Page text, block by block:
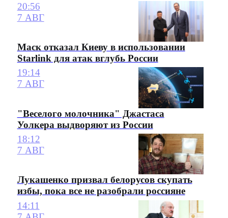
20:56
7 АВГ
Маск отказал Киеву в использовании
Starlink для атак вглубь России
19:14
7 АВГ
"Веселого молочника" Джастаса
Уолкера выдворяют из России
18:12
7 АВГ
Лукашенко призвал белорусов скупать
избы, пока все не разобрали россияне
14:11